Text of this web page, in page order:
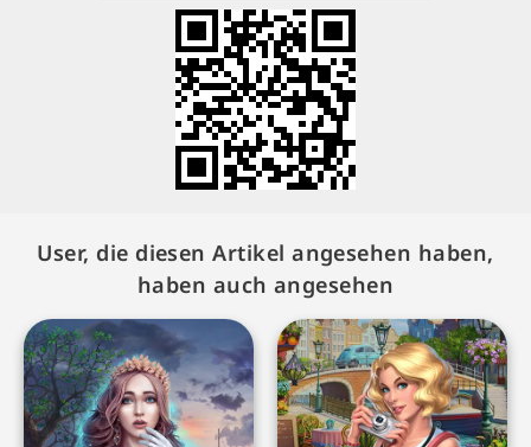
User, die diesen Artikel angesehen haben,
haben auch angesehen